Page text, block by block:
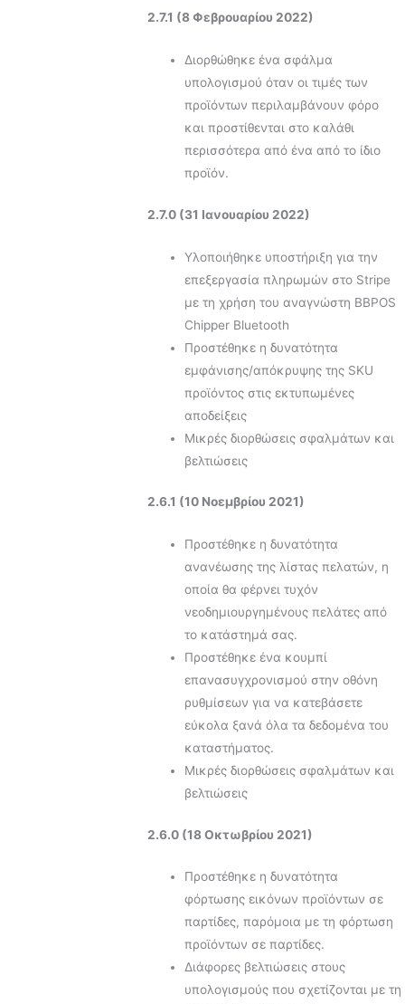
2.7.1 (8 Φεβρουαρίου 2022)
Διορθώθηκε ένα σφάλμα
υπολογισμού όταν οι τιμές των
προϊόντων περιλαμβάνουν φόρο
και προστίθενται στο καλάθι
περισσότερα από ένα από το ίδιο
προϊόν.
2.7.0 (31 Ιανουαρίου 2022)
Υλοποιήθηκε υποστήριξη για την
επεξεργασία πληρωμών στο Stripe
με τη χρήση του αναγνώστη BBPOS
Chipper Bluetooth
Προστέθηκε η δυνατότητα
εμφάνισης/απόκρυψης της SKU
προϊόντος στις εκτυπωμένες
αποδείξεις
Μικρές διορθώσεις σφαλμάτων και
βελτιώσεις
2.6.1 (10 Νοεμβρίου 2021)
Προστέθηκε η δυνατότητα
ανανέωσης της λίστας πελατών, η
οποία θα φέρνει τυχόν
νεοδημιουργημένους πελάτες από
το κατάστημά σας.
Προστέθηκε ένα κουμπί
επανασυγχρονισμού στην οθόνη
ρυθμίσεων για να κατεβάσετε
εύκολα ξανά όλα τα δεδομένα του
καταστήματος.
Μικρές διορθώσεις σφαλμάτων και
βελτιώσεις
2.6.0 (18 Οκτωβρίου 2021)
Προστέθηκε η δυνατότητα
φόρτωσης εικόνων προϊόντων σε
παρτίδες, παρόμοια με τη φόρτωση
προϊόντων σε παρτίδες.
Διάφορες βελτιώσεις στους
υπολογισμούς που σχετίζονται με τη